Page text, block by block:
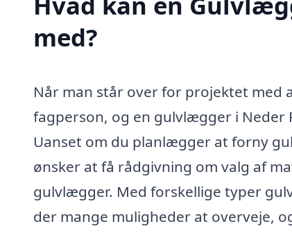
med?
Når man står over for projektet
fagperson, og en gulvlægger i Neder
Uanset om du planlægger at forny
ønsker at få rådgivning om valg af
gulvlægger. Med forskellige typer
der mange muligheder at overveje,